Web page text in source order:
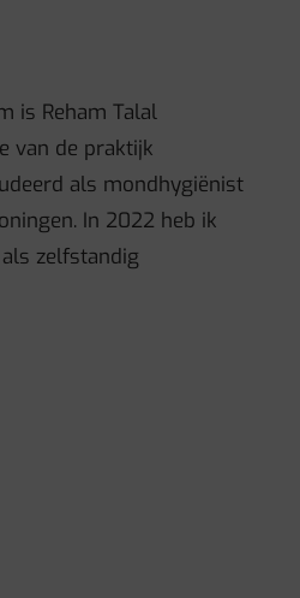
is Reham Talal
van de praktijk
als mondhygiënist
In 2022 heb ik
zelfstandig